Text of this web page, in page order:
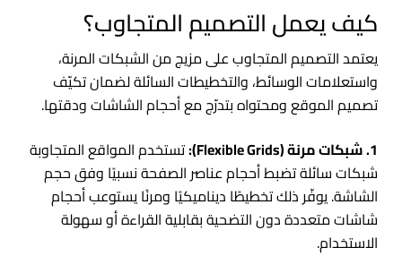
كيف يعمل التصميم المتجاوب؟
يعتمد التصميم المتجاوب على مزيج من الشبكات المرنة،
واستعلامات الوسائط، والتخطيطات السائلة لضمان تكيّف
تصميم الموقع ومحتواه بتدرّج مع أحجام الشاشات ودقتها.
1. شبكات مرنة (Flexible Grids):
تستخدم المواقع المتجاوبة
شبكات سائلة تضبط أحجام عناصر الصفحة نسبيًا وفق حجم
الشاشة. يوفّر ذلك تخطيطًا ديناميكيًا ومرنًا يستوعب أحجام
شاشات متعددة دون التضحية بقابلية القراءة أو سهولة
الاستخدام.